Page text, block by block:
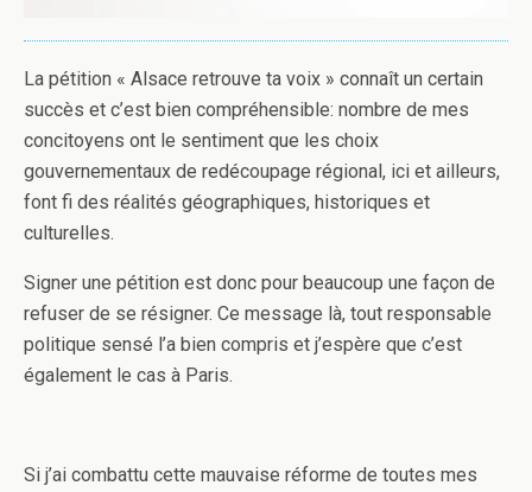
La pétition « Alsace retrouve ta voix » connaît un certain
succès et c’est bien compréhensible: nombre de mes
concitoyens ont le sentiment que les choix
gouvernementaux de redécoupage régional, ici et ailleurs,
font fi des réalités géographiques, historiques et
culturelles.
Signer une pétition est donc pour beaucoup une façon de
refuser de se résigner. Ce message là, tout responsable
politique sensé l’a bien compris et j’espère que c’est
également le cas à Paris.
Si j’ai combattu cette mauvaise réforme de toutes mes